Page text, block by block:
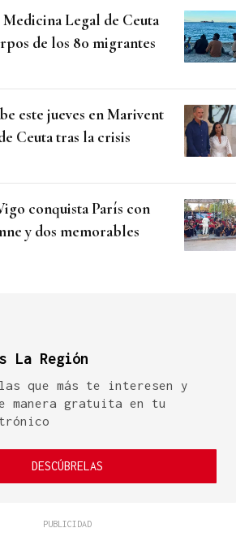
Legal de Ceuta
de los 80 migrantes
este jueves en Marivent
Ceuta tras la crisis
conquista París con
y dos memorables
La Región
que más te interesen y
manera gratuita en tu
DESCÚBRELAS